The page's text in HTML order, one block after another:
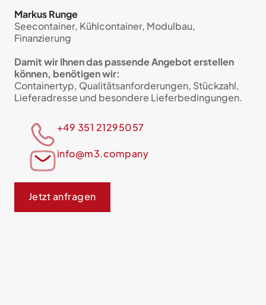
Markus Runge
Seecontainer, Kühlcontainer, Modulbau,
Finanzierung
Damit wir Ihnen das passende Angebot erstellen
können, benötigen wir:
Containertyp, Qualitätsanforderungen, Stückzahl,
Lieferadresse und besondere Lieferbedingungen.
+49 351 21295057
info@m3.company
Jetzt anfragen